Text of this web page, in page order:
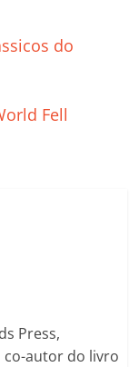
y
k
p
h
do
Fell
Press,
co-autor do livro